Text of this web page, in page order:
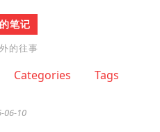
笔记
的往事
Categories Tags
06-10